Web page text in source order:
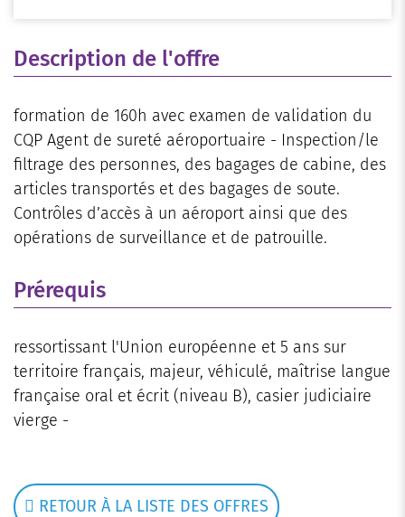
Description de l'offre
formation de 160h avec examen de validation du
CQP Agent de sureté aéroportuaire - Inspection/le
filtrage des personnes, des bagages de cabine, des
articles transportés et des bagages de soute.
Contrôles d’accès à un aéroport ainsi que des
opérations de surveillance et de patrouille.
Prérequis
ressortissant l'Union européenne et 5 ans sur
territoire français, majeur, véhiculé, maîtrise langue
française oral et écrit (niveau B), casier judiciaire
vierge -
RETOUR À LA LISTE DES OFFRES